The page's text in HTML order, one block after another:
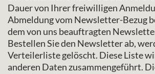
Dauer von Ihrer freiwilligen
Abmeldung vom Newsletter-Bezug
dem von uns beauftragten
Bestellen Sie den Newsletter ab,
Verteilerliste gelöscht. Diese Liste
anderen Daten zusammengeführt.